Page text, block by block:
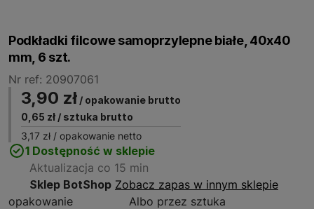
Podkładki filcowe samoprzylepne białe, 40x40
mm, 6 szt.
Nr ref: 20907061
3,90 zł / opakowanie brutto
0,65 zł / sztuka brutto
3,17 zł / opakowanie netto
1 Dostępność w sklepie
Aktualizacja co 15 min
Sklep BotShop Zobacz zapas w innym sklepie
opakowanie
Albo przez sztuka